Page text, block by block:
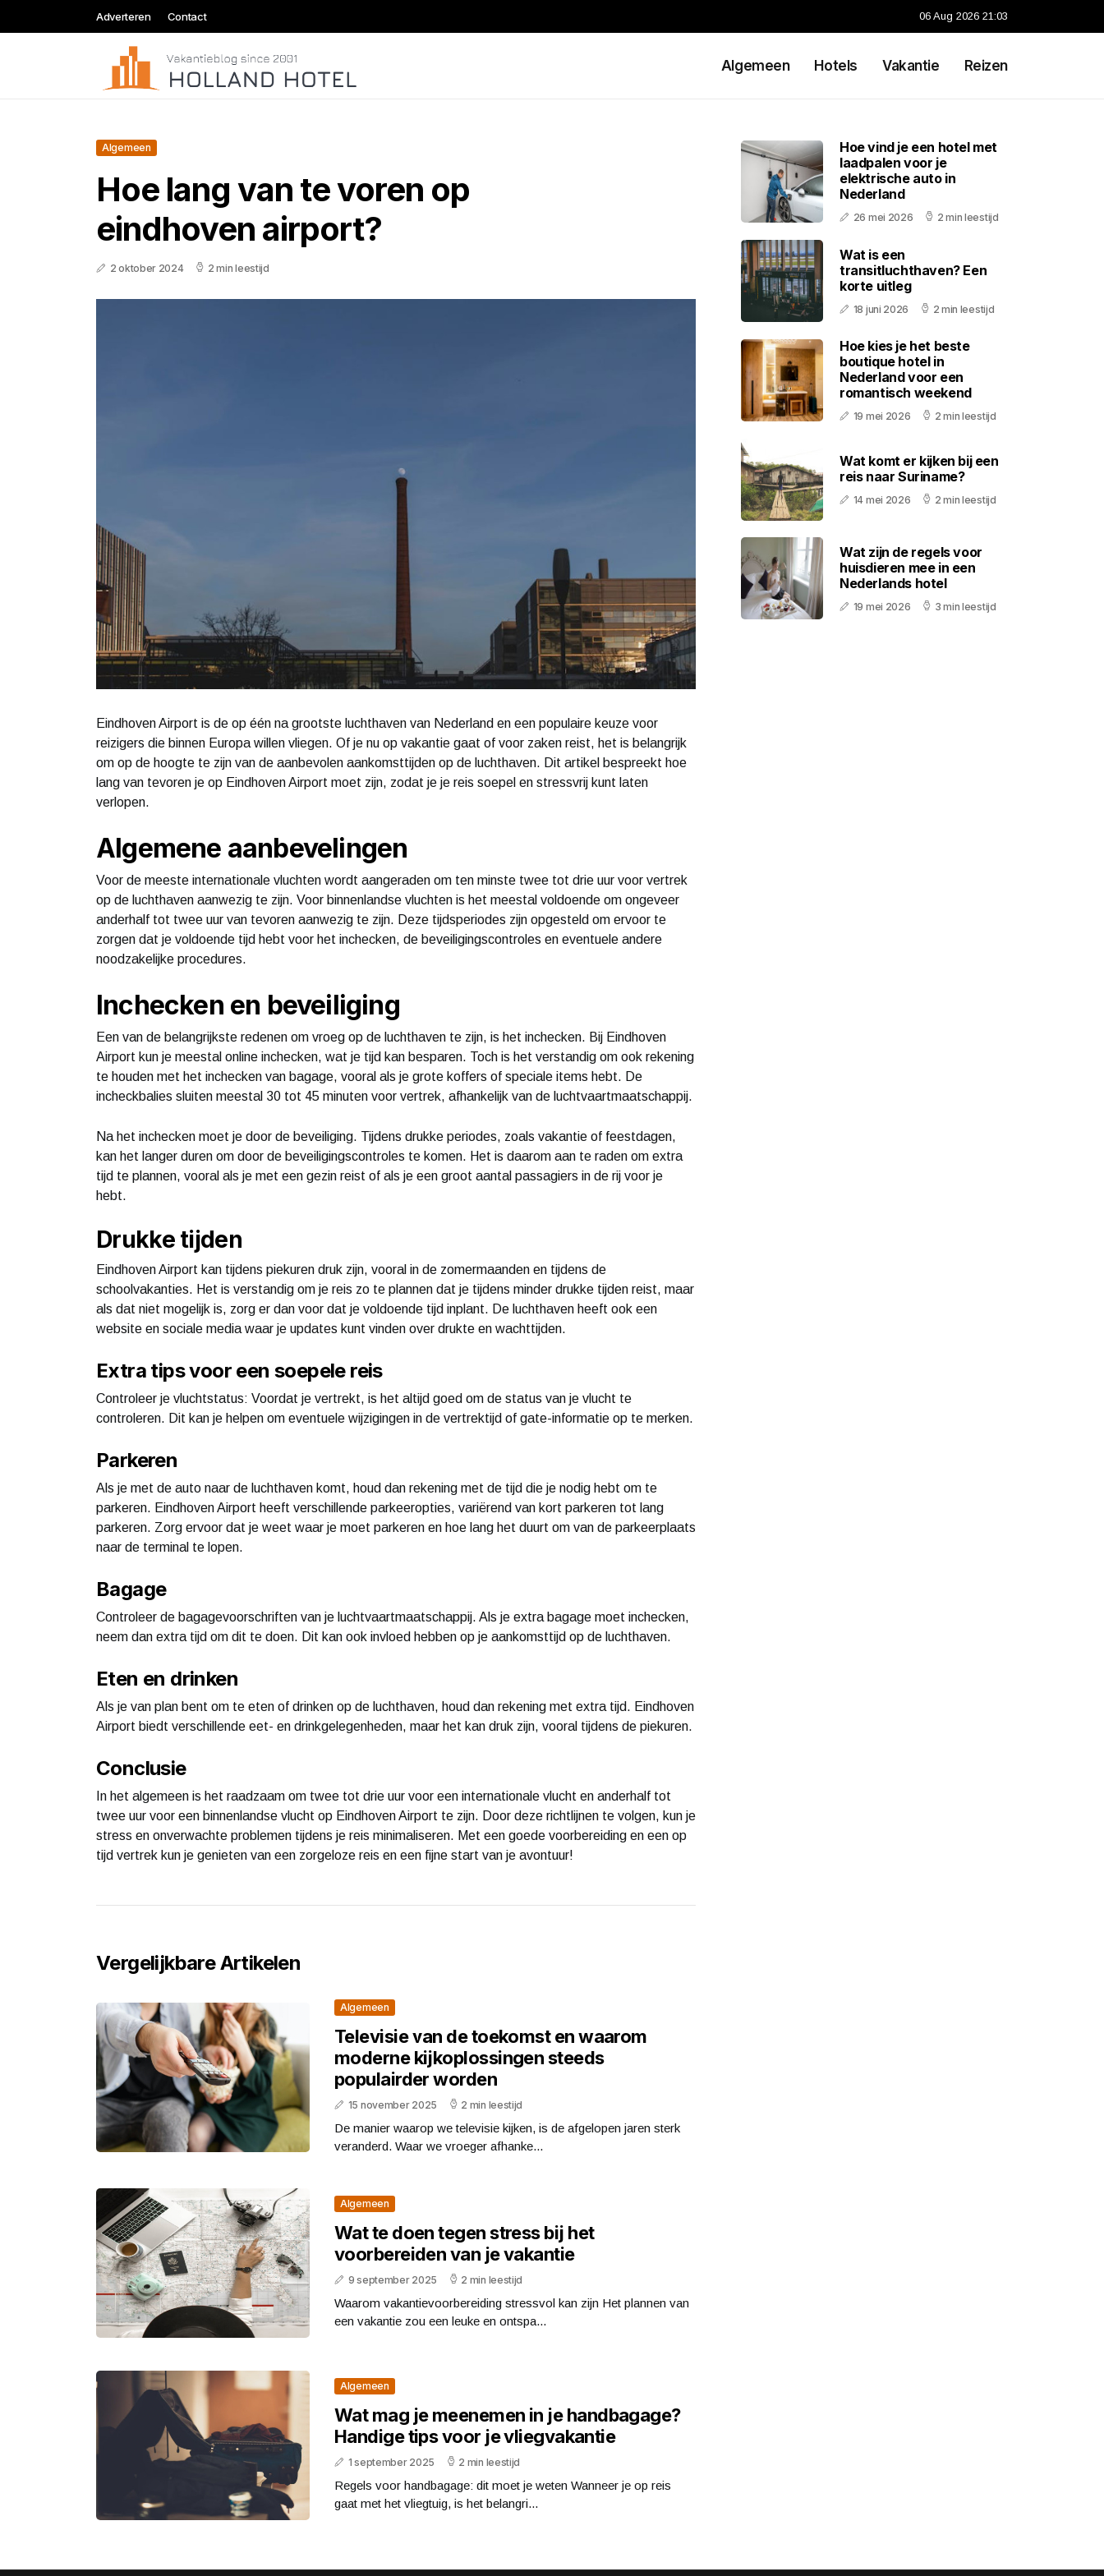
Adverteren Contact 06 Aug 2026 21:03
Algemeen Hotels Vakantie Reizen
Algemeen
Hoe lang van te voren op
eindhoven airport?
2 oktober 2024 2 min leestijd
Eindhoven Airport is de op één na grootste luchthaven van Nederland en een populaire keuze voor
reizigers die binnen Europa willen vliegen. Of je nu op vakantie gaat of voor zaken reist, het is belangrijk
om op de hoogte te zijn van de aanbevolen aankomsttijden op de luchthaven. Dit artikel bespreekt hoe
lang van tevoren je op Eindhoven Airport moet zijn, zodat je je reis soepel en stressvrij kunt laten
verlopen.
Algemene aanbevelingen
Voor de meeste internationale vluchten wordt aangeraden om ten minste twee tot drie uur voor vertrek
op de luchthaven aanwezig te zijn. Voor binnenlandse vluchten is het meestal voldoende om ongeveer
anderhalf tot twee uur van tevoren aanwezig te zijn. Deze tijdsperiodes zijn opgesteld om ervoor te
zorgen dat je voldoende tijd hebt voor het inchecken, de beveiligingscontroles en eventuele andere
noodzakelijke procedures.
Inchecken en beveiliging
Een van de belangrijkste redenen om vroeg op de luchthaven te zijn, is het inchecken. Bij Eindhoven
Airport kun je meestal online inchecken, wat je tijd kan besparen. Toch is het verstandig om ook rekening
te houden met het inchecken van bagage, vooral als je grote koffers of speciale items hebt. De
incheckbalies sluiten meestal 30 tot 45 minuten voor vertrek, afhankelijk van de luchtvaartmaatschappij.
Na het inchecken moet je door de beveiliging. Tijdens drukke periodes, zoals vakantie of feestdagen,
kan het langer duren om door de beveiligingscontroles te komen. Het is daarom aan te raden om extra
tijd te plannen, vooral als je met een gezin reist of als je een groot aantal passagiers in de rij voor je
hebt.
Drukke tijden
Eindhoven Airport kan tijdens piekuren druk zijn, vooral in de zomermaanden en tijdens de
schoolvakanties. Het is verstandig om je reis zo te plannen dat je tijdens minder drukke tijden reist, maar
als dat niet mogelijk is, zorg er dan voor dat je voldoende tijd inplant. De luchthaven heeft ook een
website en sociale media waar je updates kunt vinden over drukte en wachttijden.
Extra tips voor een soepele reis
Controleer je vluchtstatus: Voordat je vertrekt, is het altijd goed om de status van je vlucht te
controleren. Dit kan je helpen om eventuele wijzigingen in de vertrektijd of gate-informatie op te merken.
Parkeren
Als je met de auto naar de luchthaven komt, houd dan rekening met de tijd die je nodig hebt om te
parkeren. Eindhoven Airport heeft verschillende parkeeropties, variërend van kort parkeren tot lang
parkeren. Zorg ervoor dat je weet waar je moet parkeren en hoe lang het duurt om van de parkeerplaats
naar de terminal te lopen.
Bagage
Controleer de bagagevoorschriften van je luchtvaartmaatschappij. Als je extra bagage moet inchecken,
neem dan extra tijd om dit te doen. Dit kan ook invloed hebben op je aankomsttijd op de luchthaven.
Eten en drinken
Als je van plan bent om te eten of drinken op de luchthaven, houd dan rekening met extra tijd. Eindhoven
Airport biedt verschillende eet- en drinkgelegenheden, maar het kan druk zijn, vooral tijdens de piekuren.
Conclusie
In het algemeen is het raadzaam om twee tot drie uur voor een internationale vlucht en anderhalf tot
twee uur voor een binnenlandse vlucht op Eindhoven Airport te zijn. Door deze richtlijnen te volgen, kun je
stress en onverwachte problemen tijdens je reis minimaliseren. Met een goede voorbereiding en een op
tijd vertrek kun je genieten van een zorgeloze reis en een fijne start van je avontuur!
Vergelijkbare Artikelen
Algemeen
Televisie van de toekomst en waarom
moderne kijkoplossingen steeds
populairder worden
15 november 2025 2 min leestijd
De manier waarop we televisie kijken, is de afgelopen jaren sterk
veranderd. Waar we vroeger afhanke...
Algemeen
Wat te doen tegen stress bij het
voorbereiden van je vakantie
9 september 2025 2 min leestijd
Waarom vakantievoorbereiding stressvol kan zijn Het plannen van
een vakantie zou een leuke en ontspa...
Algemeen
Wat mag je meenemen in je handbagage?
Handige tips voor je vliegvakantie
1 september 2025 2 min leestijd
Regels voor handbagage: dit moet je weten Wanneer je op reis
gaat met het vliegtuig, is het belangri...
Hoe vind je een hotel met
laadpalen voor je
elektrische auto in
Nederland
26 mei 2026 2 min leestijd
Wat is een
transitluchthaven? Een
korte uitleg
18 juni 2026 2 min leestijd
Hoe kies je het beste
boutique hotel in
Nederland voor een
romantisch weekend
19 mei 2026 2 min leestijd
Wat komt er kijken bij een
reis naar Suriname?
14 mei 2026 2 min leestijd
Wat zijn de regels voor
huisdieren mee in een
Nederlands hotel
19 mei 2026 3 min leestijd